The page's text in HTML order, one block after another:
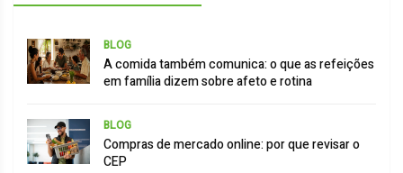
BLOG
A comida também comunica: o que as refeições
em família dizem sobre afeto e rotina
BLOG
Compras de mercado online: por que revisar o
CEP